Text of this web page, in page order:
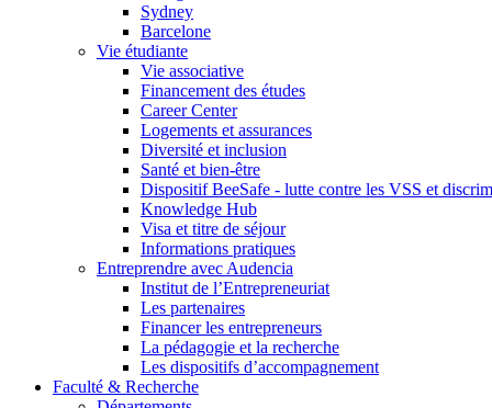
Sydney
Barcelone
Vie étudiante
Vie associative
Financement des études
Career Center
Logements et assurances
Diversité et inclusion
Santé et bien-être
Dispositif BeeSafe - lutte contre les VSS et
Knowledge Hub
Visa et titre de séjour
Informations pratiques
Entreprendre avec Audencia
Institut de l’Entrepreneuriat
Les partenaires
Financer les entrepreneurs
La pédagogie et la recherche
Les dispositifs d’accompagnement
Faculté & Recherche